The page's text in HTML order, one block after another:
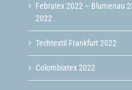
Febratex 2022 – Blumenau
2022
Techtextil Frankfurt 2022
Colombiatex 2022